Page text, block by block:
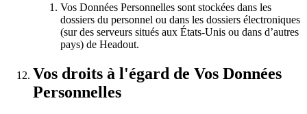
Vos Données Personnelles sont stockées dans les
dossiers du personnel ou dans les dossiers électroniques
(sur des serveurs situés aux États-Unis ou dans d’autres
pays) de Headout.
Vos droits à l'égard de Vos Données
Personnelles